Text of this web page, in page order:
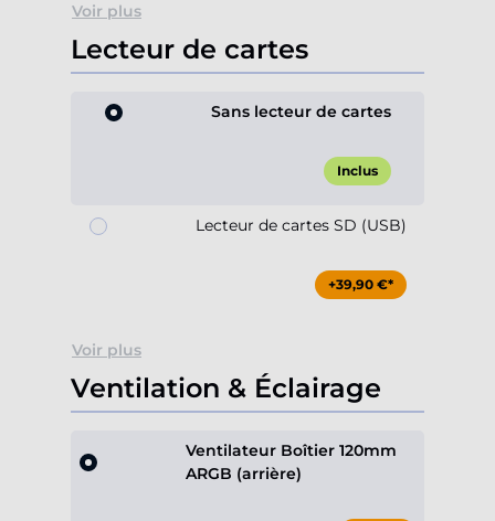
Voir plus
Lecteur de cartes
Sans lecteur de cartes
Inclus
Lecteur de cartes SD (USB)
+39,90 €*
Voir plus
Ventilation & Éclairage
Ventilateur Boîtier 120mm
ARGB (arrière)